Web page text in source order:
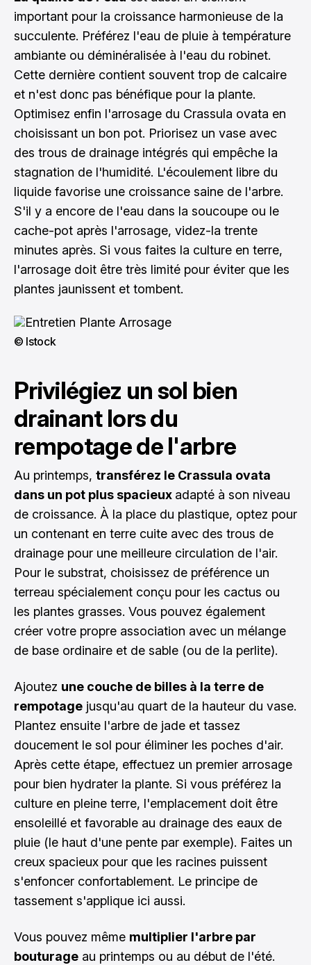
important pour la croissance harmonieuse de la
succulente. Préférez l'eau de pluie à température
ambiante ou déminéralisée à l'eau du robinet.
Cette dernière contient souvent trop de calcaire
et n'est donc pas bénéfique pour la plante.
Optimisez enfin l'arrosage du Crassula ovata en
choisissant un bon pot. Priorisez un vase avec
des trous de drainage intégrés qui empêche la
stagnation de l'humidité. L'écoulement libre du
liquide favorise une croissance saine de l'arbre.
S'il y a encore de l'eau dans la soucoupe ou le
cache-pot après l'arrosage, videz-la trente
minutes après. Si vous faites la culture en terre,
l'arrosage doit être très limité pour éviter que les
plantes jaunissent et tombent.
© Istock
Privilégiez un sol bien
drainant lors du
rempotage de l'arbre
Au printemps, transférez le Crassula ovata
dans un pot plus spacieux adapté à son niveau
de croissance. À la place du plastique, optez pour
un contenant en terre cuite avec des trous de
drainage pour une meilleure circulation de l'air.
Pour le substrat, choisissez de préférence un
terreau spécialement conçu pour les cactus ou
les plantes grasses. Vous pouvez également
créer votre propre association avec un mélange
de base ordinaire et de sable (ou de la perlite).
Ajoutez une couche de billes à la terre de
rempotage jusqu'au quart de la hauteur du vase.
Plantez ensuite l'arbre de jade et tassez
doucement le sol pour éliminer les poches d'air.
Après cette étape, effectuez un premier arrosage
pour bien hydrater la plante. Si vous préférez la
culture en pleine terre, l'emplacement doit être
ensoleillé et favorable au drainage des eaux de
pluie (le haut d'une pente par exemple). Faites un
creux spacieux pour que les racines puissent
s'enfoncer confortablement. Le principe de
tassement s'applique ici aussi.
Vous pouvez même multiplier l'arbre par
bouturage au printemps ou au début de l'été.